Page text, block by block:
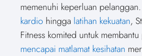
memenuhi keperluan
kardio hingga latihan kekuatan,
Fitness komited untuk
mencapai matlamat kesihatan